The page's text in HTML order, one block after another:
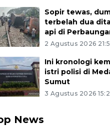
Sopir tewas,
terbelah dua
api di
2 Agustus 2026
Ini kronologi
istri polisi di
Sumut
3 Agustus 2026
News